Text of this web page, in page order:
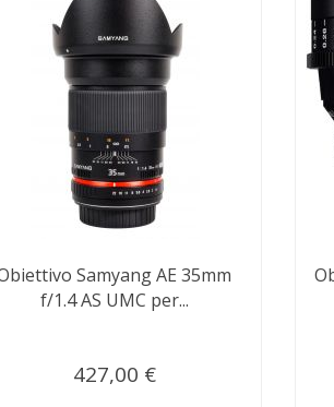
Samyang AE 35mm
f/1.4 AS UMC per...
427,00 €